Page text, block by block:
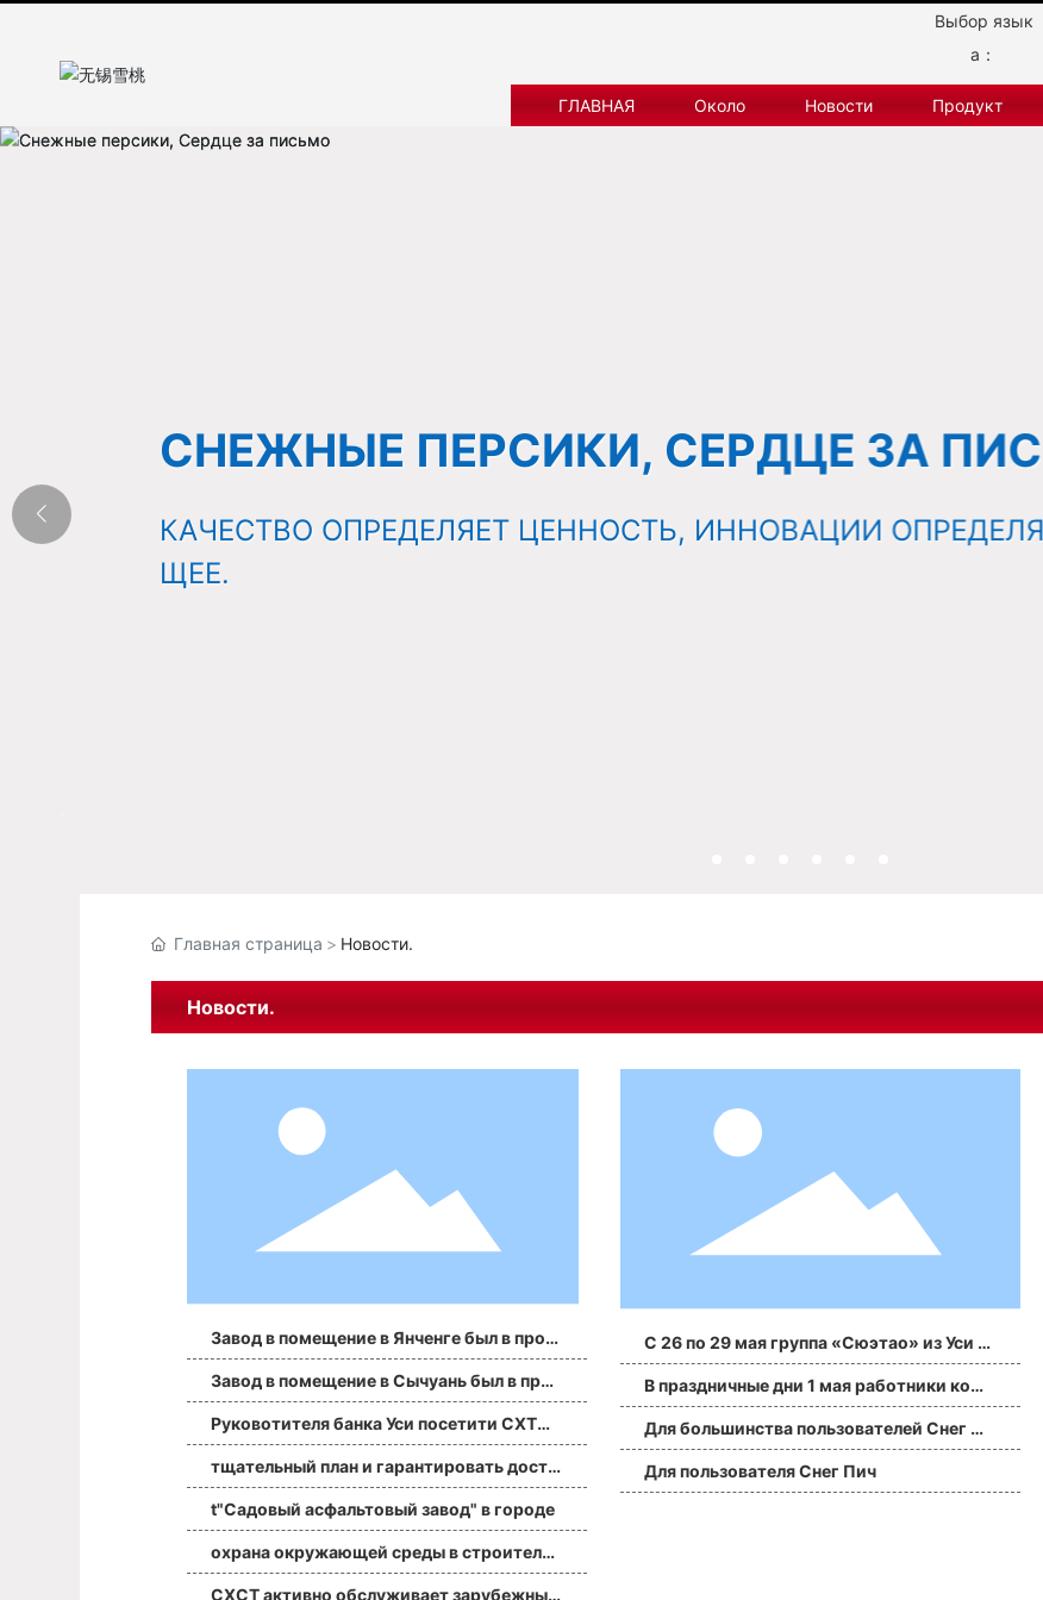
Выбор язык
а：
ГЛАВНАЯ Около Новости Продукт
СНЕЖНЫЕ ПЕРСИКИ, СЕРДЦЕ ЗА
КАЧЕСТВО ОПРЕДЕЛЯЕТ ЦЕННОСТЬ, ИННОВАЦИИ
ЩЕЕ.
Главная страница Новости.
Новости.
Завод в помещение в Янченге был в прои
зводство плавно
Завод в помещение в Сычуань был в прои
зводство плавно
Руковотителя банка Уси посетити CXTC
M
тщательный план и гарантировать доста
вку заграничных заказов
t"Садовый асфальтовый завод" в городе
охрана окружающей среды в строительс
тве
CXCT активно обслуживает зарубежных
С 26 по 29 мая группа «Сюэтао» из Уси п
римет участие в крупнейшем отраслево
м мероприятии России.
В праздничные дни 1 мая работники комп
ании «Сишуй тао» в Уси ускорили темпы
реализации проекта
Для большинства пользователей Снег Пи
ч
Для пользователя Снег Пич